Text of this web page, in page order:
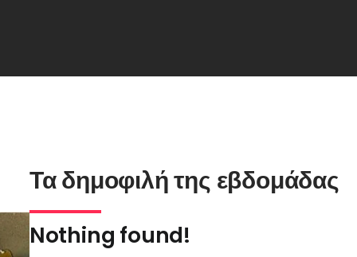
Τα δημοφιλή της εβδομάδας
Nothing found!